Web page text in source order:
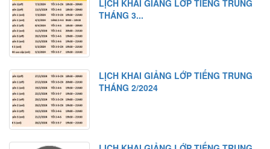
LỊCH KHAI GIẢNG LỚP TIẾNG TRUNG
THÁNG 3...
LỊCH KHAI GIẢNG LỚP TIẾNG TRUNG
THÁNG 2/2024